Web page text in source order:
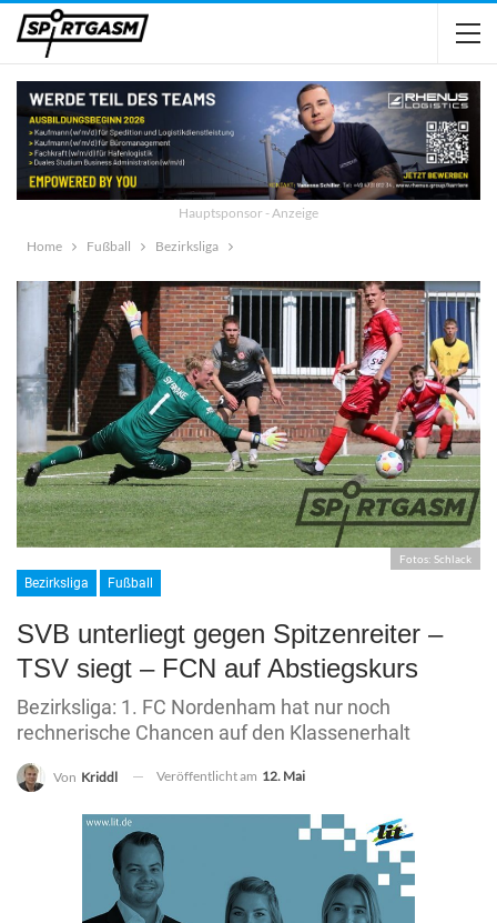
Hauptsponsor - Anzeige
Home
Fußball Bezirksliga
Fotos: Schlack
Bezirksliga Fußball
SVB unterliegt gegen Spitzenreiter –
TSV siegt – FCN auf Abstiegskurs
Bezirksliga: 1. FC Nordenham hat nur noch
rechnerische Chancen auf den Klassenerhalt
Von Kriddl Veröffentlicht am 12. Mai